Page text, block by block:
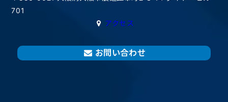
701
アクセス
お問い合わせ